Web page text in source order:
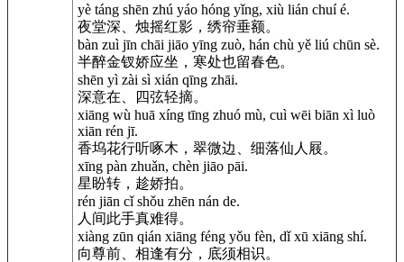
yè táng shēn zhú yáo hóng yǐng, xiù lián chuí é.
夜堂深、烛摇红影，绣帘垂额。
bàn zuì jīn chāi jiāo yīng zuò, hán chù yě liú chūn sè.
半醉金钗娇应坐，寒处也留春色。
shēn yì zài sì xián qīng zhāi.
深意在、四弦轻摘。
xiāng wù huā xíng tīng zhuó mù, cuì wēi biān xì luò
xiān rén jī.
香坞花行听啄木，翠微边、细落仙人屐。
xīng pàn zhuǎn, chèn jiāo pāi.
星盼转，趁娇拍。
rén jiān cǐ shǒu zhēn nán de.
人间此手真难得。
xiàng zūn qián xiāng féng yǒu fèn, dǐ xū xiāng shí.
向尊前、相逢有分，底须相识。